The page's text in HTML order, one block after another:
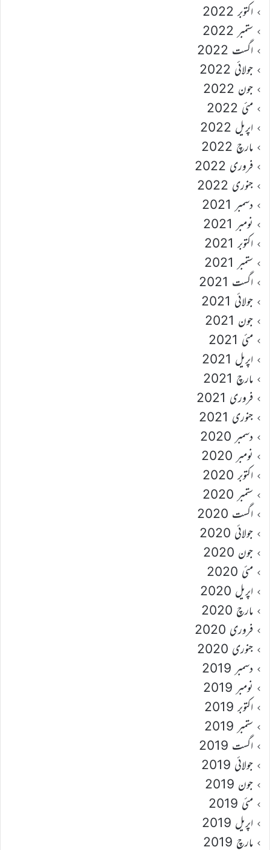
اکتوبر 2022
ستمبر 2022
اگست 2022
جولائی 2022
جون 2022
مئی 2022
اپریل 2022
مارچ 2022
فروری 2022
جنوری 2022
دسمبر 2021
نومبر 2021
اکتوبر 2021
ستمبر 2021
اگست 2021
جولائی 2021
جون 2021
مئی 2021
اپریل 2021
مارچ 2021
فروری 2021
جنوری 2021
دسمبر 2020
نومبر 2020
اکتوبر 2020
ستمبر 2020
اگست 2020
جولائی 2020
جون 2020
مئی 2020
اپریل 2020
مارچ 2020
فروری 2020
جنوری 2020
دسمبر 2019
نومبر 2019
اکتوبر 2019
ستمبر 2019
اگست 2019
جولائی 2019
جون 2019
مئی 2019
اپریل 2019
مارچ 2019